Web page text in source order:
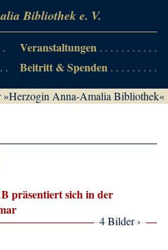
Bibliothek e. V.
Veranstaltungen
Beitritt & Spenden
präsentiert sich in der
4 Bilder ›